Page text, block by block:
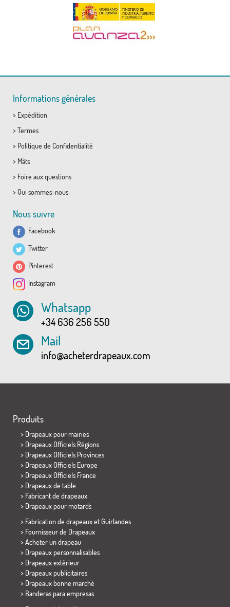
Informations générales
> Expédition
> Termes
> Politique de Confidentialité
> Mâts
> Foire aux questions
> Qui sommes-nous
Nous suivre
Facebook
Twitter
Pinterest
Instagram
Whatsapp
+34 636 256 550
Mail
info@acheterdrapeaux.com
Produits
> Drapeaux pour mairies
> Drapeaux Officiels Régions
> Drapeaux Officiels Provinces
> Drapeaux Officiels Europe
> Drapeaux Officiels France
> Drapeaux de table
> Fabricant de drapeaux
> Drapeaux pour motards
> Fabrication de drapeaux et Guirlandes
> Fournisseur de Drapeaux
> Acheter un drapeau
> Drapeaux personnalisables
> Drapeaux extérieur
> Drapeaux publicitaires
> Drapeaux bonne marché
> Banderas para empresas